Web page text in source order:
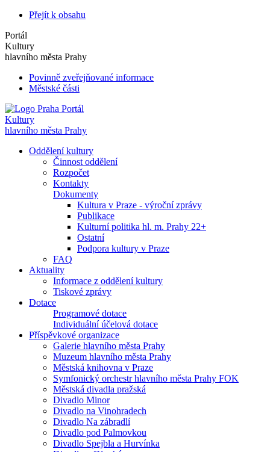
Přejít k obsahu
Portál
Kultury
hlavního města Prahy
Povinně zveřejňované informace
Městské části
Portál
Kultury
hlavního města Prahy
Oddělení kultury
Činnost oddělení
Rozpočet
Kontakty
Dokumenty
Kultura v Praze - výroční zprávy
Publikace
Kulturní politika hl. m. Prahy 22+
Ostatní
Podpora kultury v Praze
FAQ
Aktuality
Informace z oddělení kultury
Tiskové zprávy
Dotace
Programové dotace
Individuální účelová dotace
Příspěvkové organizace
Galerie hlavního města Prahy
Muzeum hlavního města Prahy
Městská knihovna v Praze
Symfonický orchestr hlavního města Prahy FOK
Městská divadla pražská
Divadlo Minor
Divadlo na Vinohradech
Divadlo Na zábradlí
Divadlo pod Palmovkou
Divadlo Spejbla a Hurvínka